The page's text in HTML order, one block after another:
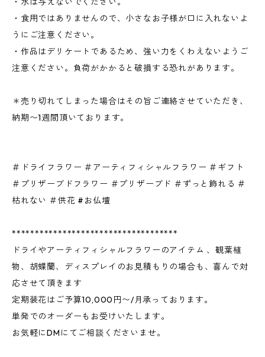
・食用ではありませんので、小さなお子様が口に入れないよ
うにご注意ください。
・作品はデリケートであるため、強い力をくわえないようご
注意ください。負荷がかかると破損する恐れがあります。
＊売り切れてしまった場合はその旨ご連絡させていただき、
納期〜1週間頂いております。
＃ドライフラワー ＃アーティフィシャルフラワー ＃ギフト
＃プリザーブドフラワー ＃プリザーブド ＃ずっと飾れる ＃
枯れない ＃供花 #お仏壇
************************************
ドライやアーティフィシャルフラワーのアイテム 、観葉植
物、胡蝶蘭、ディスプレイのお見積もりの場合も、喜んで対
応させて頂きます
定期装花はご予算10,000円〜/月承っております。
単発でのオーダーもお受けいたします。
お気軽にDMにてご相談くださいませ。